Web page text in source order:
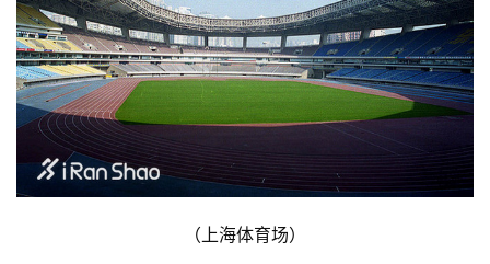
比
赛
观
察
（上海体育场）